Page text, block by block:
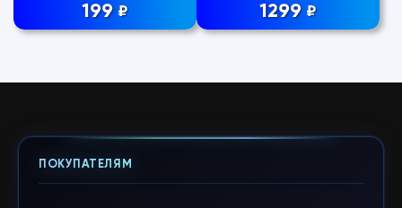
199 ₽ 1299 ₽
ПОКУПАТЕЛЯМ